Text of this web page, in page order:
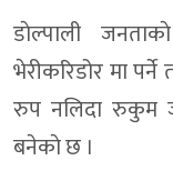
डाेल्पाली
भेरीकरिडोर मा
रुप नलिदा रुकुम
बनेकाे छ ।